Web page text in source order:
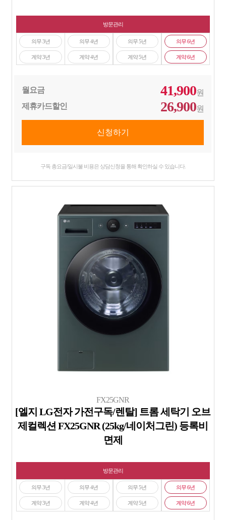
방문관리
의무 3년
계약 3년
의무 4년
계약 4년
의무 5년
계약 5년
의무 6년
계약 6년
월요금 41,900원
제휴카드할인
26,900원
구독 총요금/일시불 비용은 상담신청을 통해 확인하실 수 있습니다.
FX25GNR
[엘지 LG전자 가전구독/렌탈] 트롬 세탁기 오브
제컬렉션 FX25GNR (25kg/네이처그린) 등록비
면제
방문관리
의무 3년
계약 3년
의무 4년
계약 4년
의무 5년
계약 5년
의무 6년
계약 6년